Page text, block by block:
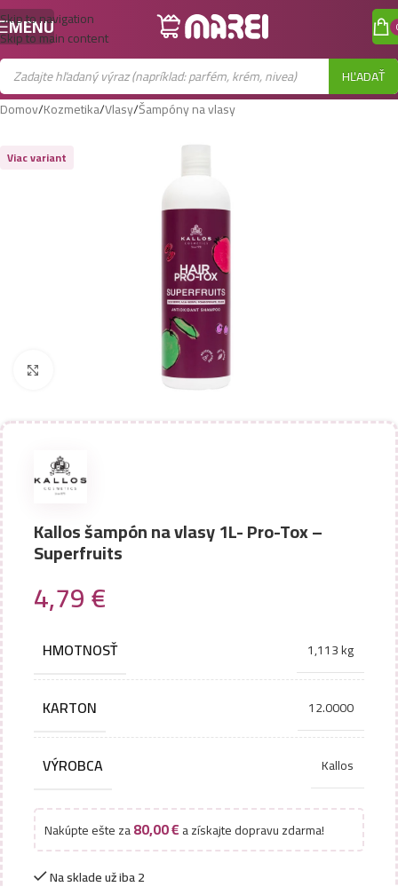
Skip to navigation
Skip to main content
MENU
HĽADAŤ
Domov/Kozmetika/Vlasy/Šampóny na vlasy
Viac variant
Zobraziť väčší obrázok
Kallos šampón na vlasy 1L- Pro-Tox –
Superfruits
4,79€
HMOTNOSŤ 1,113 kg
KARTON 12.0000
VÝROBCA Kallos
Nakúpte ešte za80,00€a získajte dopravu zdarma!
Na sklade už iba 2